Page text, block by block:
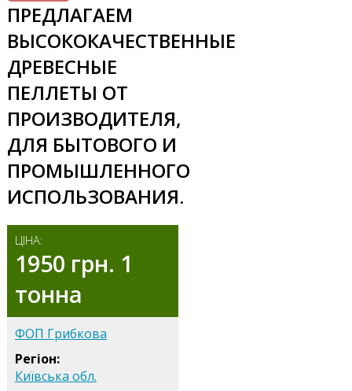
ПРЕДЛАГАЕМ
ВЫСОКОКАЧЕСТВЕННЫЕ
ДРЕВЕСНЫЕ
ПЕЛЛЕТЫ ОТ
ПРОИЗВОДИТЕЛЯ,
ДЛЯ БЫТОВОГО И
ПРОМЫШЛЕННОГО
ИСПОЛЬЗОВАНИЯ.
ЦІНА:
1950 грн. 1
тонна
ФОП Грибкова
Регіон:
Київська обл.